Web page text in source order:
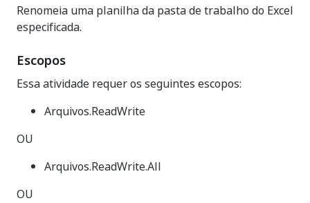
Renomeia uma planilha da pasta de trabalho do Excel
especificada.
Escopos
Essa atividade requer os seguintes escopos:
Arquivos.ReadWrite
OU
Arquivos.ReadWrite.All
OU